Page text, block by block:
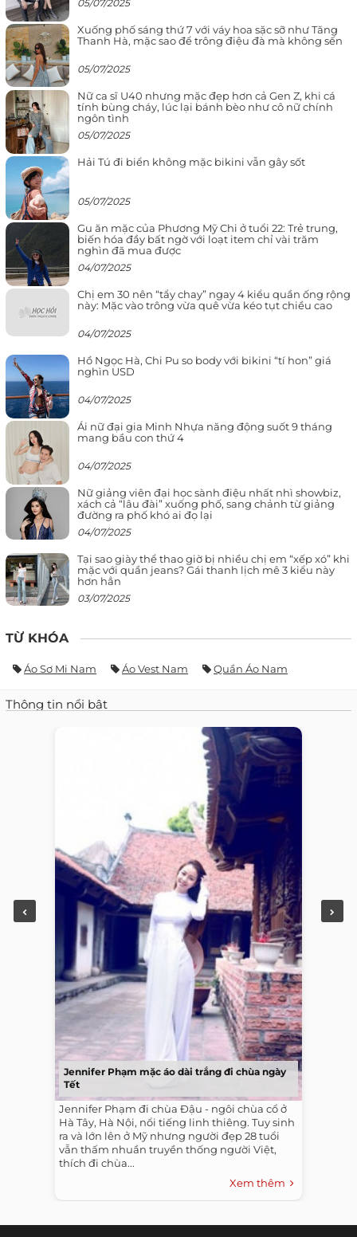
05/07/2025
Xuống phố sáng thứ 7 với váy hoa sặc sỡ như Tăng
Thanh Hà, mặc sao để trông điệu đà mà không sến
05/07/2025
Nữ ca sĩ U40 nhưng mặc đẹp hơn cả Gen Z, khi cá
tính bùng cháy, lúc lại bánh bèo như cô nữ chính
ngôn tình
05/07/2025
Hải Tú đi biển không mặc bikini vẫn gây sốt
05/07/2025
Gu ăn mặc của Phương Mỹ Chi ở tuổi 22: Trẻ trung,
biến hóa đầy bất ngờ với loạt item chỉ vài trăm
nghìn đã mua được
04/07/2025
Chị em 30 nên “tẩy chay” ngay 4 kiểu quần ống rộng
này: Mặc vào trông vừa quê vừa kéo tụt chiều cao
04/07/2025
Hồ Ngọc Hà, Chi Pu so body với bikini “tí hon” giá
nghìn USD
04/07/2025
Ái nữ đại gia Minh Nhựa năng động suốt 9 tháng
mang bầu con thứ 4
04/07/2025
Nữ giảng viên đại học sành điệu nhất nhì showbiz,
xách cả “lâu đài” xuống phố, sang chảnh từ giảng
đường ra phố khó ai đọ lại
04/07/2025
Tại sao giày thể thao giờ bị nhiều chị em “xếp xó” khi
mặc với quần jeans? Gái thanh lịch mê 3 kiểu này
hơn hẳn
03/07/2025
TỪ KHÓA
Áo Sơ Mi Nam Áo Vest Nam Quần Áo Nam
Thông tin nổi bật
Jennifer Phạm mặc áo dài trắng đi chùa ngày
Tết
Jennifer Phạm đi chùa Đậu - ngôi chùa cổ ở
Hà Tây, Hà Nội, nổi tiếng linh thiêng. Tuy sinh
ra và lớn lên ở Mỹ nhưng người đẹp 28 tuổi
vẫn thấm nhuần truyền thống người Việt,
thích đi chùa...
Xem thêm